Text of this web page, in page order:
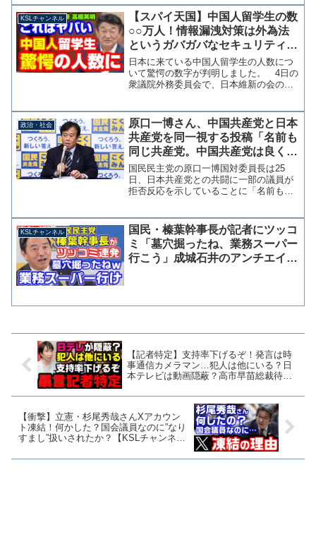
言と、招致した維新を宮本氏が質疑中に
批判したことを問題視し...
KSLチャンネル
【スパイ天国】中国人留学生の数
○○万人！情報漏洩対策は外為法
というガバガバなセキュリティ
維新・高橋英明議員が確認【KSL
チャンネル】
日本に来ている中国人留学生の人数につ
いて驚愕の数字が判明しました。 4日の
衆議院外務委員会で、日本維新の会の高
います。 中国人留学生が14万人以上で
すよ。中国人だけの市...
政治・社会
原口一博さん、中国共産党と日本
共産党を同一視する投稿「名前も
同じ共産党。中国共産党は良くて
日本共産党はならぬ理由を明確に
できますか？」
国民民主党の原口一博国対委員長は25
日、日本共産党との共闘に一部の議員が
拒否反応を示していることに「名前も同
きますか？」と両党を同一視する投稿を
行った。日本共産党は中国...
KSLチャンネル
国民・榛葉幹事長が記者にツッコ
ミ「墓穴掘ったね、業務スーパー
行こう」成城石井のアンチエイジ
【記者特定】支持率下げるぞ！発言は時
事通信カメラマン…犯人は他にいる？日
本テレビは動画隠蔽？高市早苗総裁待機
【衝撃】立憲・杉尾秀哉さんXアカウン
ト凍結！何かした？国会議員なのに”なり
すまし”扱いされたか？【KSLチャンネ